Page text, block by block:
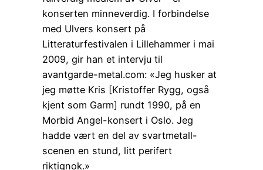
konserten minneverdig. I forbindelse
med Ulvers konsert på
Litteraturfestivalen i Lillehammer i mai
2009, gir han et intervju til
avantgarde-metal.com: «Jeg husker at
jeg møtte Kris [Kristoffer Rygg, også
kjent som Garm] rundt 1990, på en
Morbid Angel-konsert i Oslo. Jeg
hadde vært en del av svartmetall-
scenen en stund, litt perifert
riktignok.»